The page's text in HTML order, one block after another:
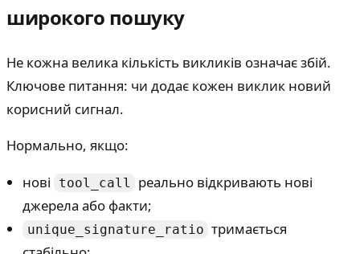
широкого пошуку
Не кожна велика кількість викликів означає збій.
Ключове питання: чи додає кожен виклик новий
корисний сигнал.
Нормально, якщо:
нові
tool_call
реально відкривають нові
джерела або факти;
unique_signature_ratio тримається